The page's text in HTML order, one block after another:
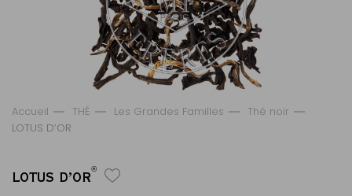
Accueil THÉ Les Grandes Familles
Thé noir
LOTUS D’OR
LOTUS D’OR®